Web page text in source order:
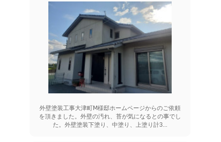
外壁塗装工事大津町Ⅿ様邸ホームページからのご依頼
を頂きました。外壁の汚れ、苔が気になるとの事でし
た。外壁塗装下塗り、中塗り、上塗り計3...